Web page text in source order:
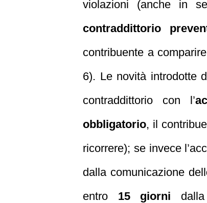
violazioni (anche in
contraddittorio
contribuente a
6). Le novità introdotte
contraddittorio con l’
obbligatorio, il
ricorrere); se invece
dalla comunicazione
entro 15 giorni